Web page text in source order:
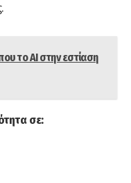
το AI στην εστίαση
σε: